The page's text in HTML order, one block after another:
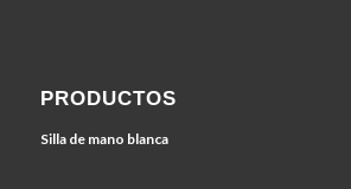
PRODUCTOS
Silla de mano blanca